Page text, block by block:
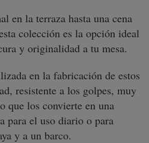
en la terraza hasta una cena
colección es la opción ideal
y originalidad a tu mesa.
en la fabricación de estos
resistente a los golpes, muy
los convierte en una
para el uso diario o para
y a un barco.